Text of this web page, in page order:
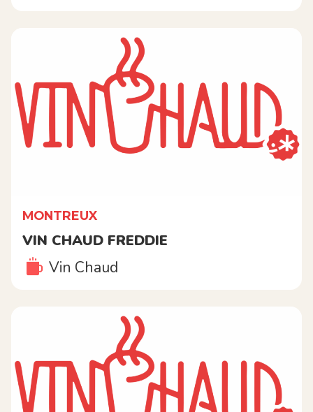
MONTREUX
VIN CHAUD FREDDIE
Vin Chaud